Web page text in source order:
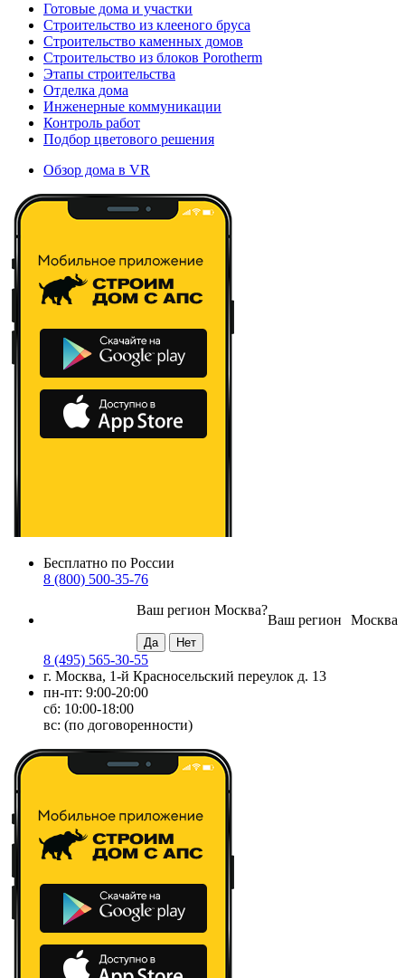
Готовые дома и участки
Строительство из клееного бруса
Строительство каменных домов
Строительство из блоков Porotherm
Этапы строительства
Отделка дома
Инженерные коммуникации
Контроль работ
Подбор цветового решения
Обзор дома в VR
Бесплатно по России
8 (800) 500-35-76
Москва
Ваш регион
Ваш регион Москва?
8 (495) 565-30-55
г. Москва, 1-й Красносельский переулок д. 13
пн-пт: 9:00-20:00
сб: 10:00-18:00
вс: (по договоренности)